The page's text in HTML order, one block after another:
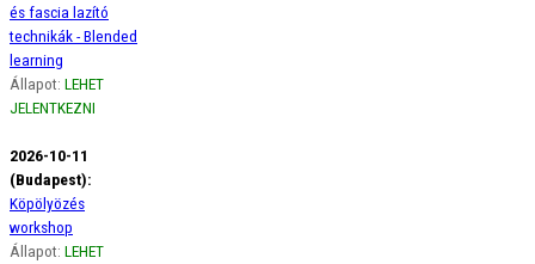
és fascia lazító
technikák - Blended
learning
Állapot: LEHET
JELENTKEZNI
2026-10-11
(Budapest):
Köpölyözés
workshop
Állapot: LEHET